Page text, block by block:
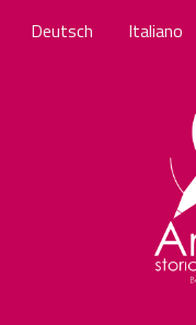
Deutsch Italiano